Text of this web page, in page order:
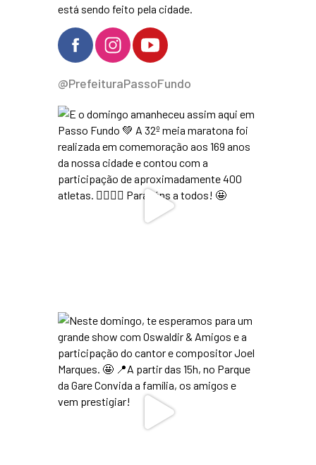
está sendo feito pela cidade.
@PrefeituraPassoFundo